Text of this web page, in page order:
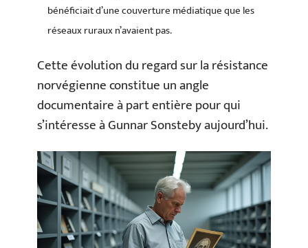
bénéficiait d’une couverture médiatique que les
réseaux ruraux n’avaient pas.
Cette évolution du regard sur la résistance
norvégienne constitue un angle
documentaire à part entière pour qui
s’intéresse à Gunnar Sonsteby aujourd’hui.